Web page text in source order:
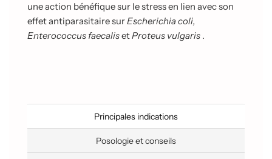
.
.
.
une action bénéfique sur le stress en lien avec son
effet antiparasitaire surEscherichiacoli,
Enterococcus faecalisetProteus vulgaris .
Principales indications
Posologie et conseils